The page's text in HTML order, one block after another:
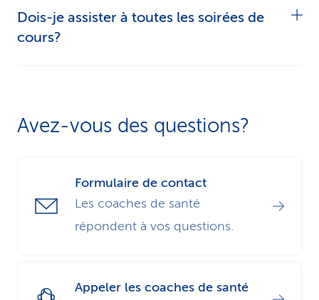
le nombre de participant/es est de 13 personnes
suffisamment tôt.
Dois-je assister à toutes les soirées de
cours?
participer à toutes les soirées.
Avez-vous des questions?
Formulaire de contact
Les coaches de santé
répondent à vos questions.
Appeler les coaches de santé